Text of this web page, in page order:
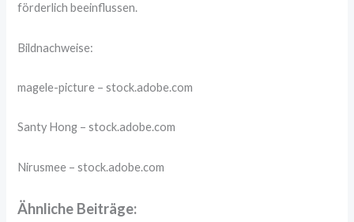
förderlich beeinflussen.
Bildnachweise:
magele-picture – stock.adobe.com
Santy Hong – stock.adobe.com
Nirusmee – stock.adobe.com
Ähnliche Beiträge: